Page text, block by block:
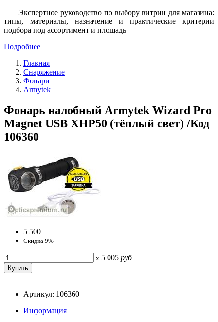
Экспертное руководство по выбору витрин для магазина:
типы, материалы, назначение и практические критерии
подбора под ассортимент и площадь.
Подробнее
Главная
Снаряжение
Фонари
Armytek
Фонарь налобный Armytek Wizard Pro
Magnet USB XHP50 (тёплый свет) /Код
106360
5 500
Скидка 9%
x 5 005 руб
Артикул: 106360
Информация